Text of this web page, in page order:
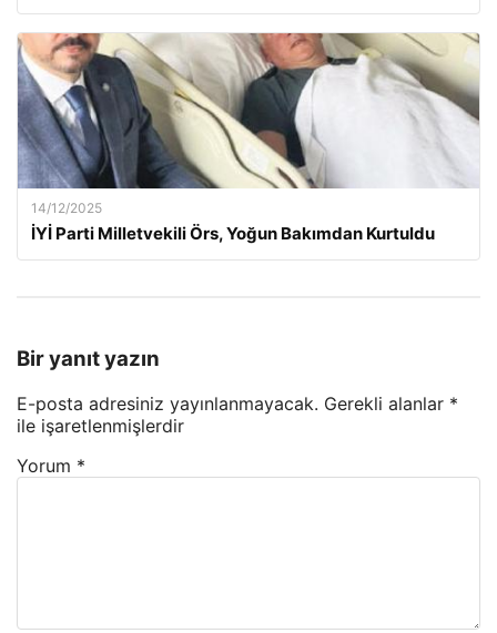
14/12/2025
İYİ Parti Milletvekili Örs, Yoğun Bakımdan Kurtuldu
Bir yanıt yazın
E-posta adresiniz yayınlanmayacak. Gerekli alanlar *
ile işaretlenmişlerdir
Yorum *